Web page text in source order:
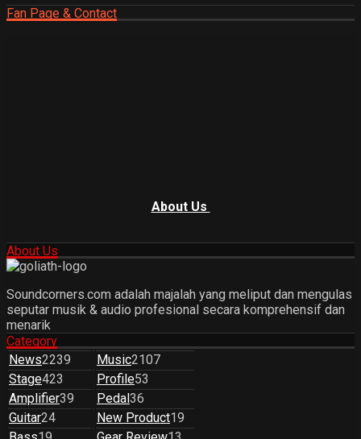
Fan Page & Contact
About Us
About Us
Soundcorners.com adalah majalah yang meliput dan mengulas
seputar musik & audio profesional secara komprehensif dan
menarik
Category
News2239 Music2107
Stage423 Profile53
Amplifier39 Pedal 36
Guitar24 New Product19